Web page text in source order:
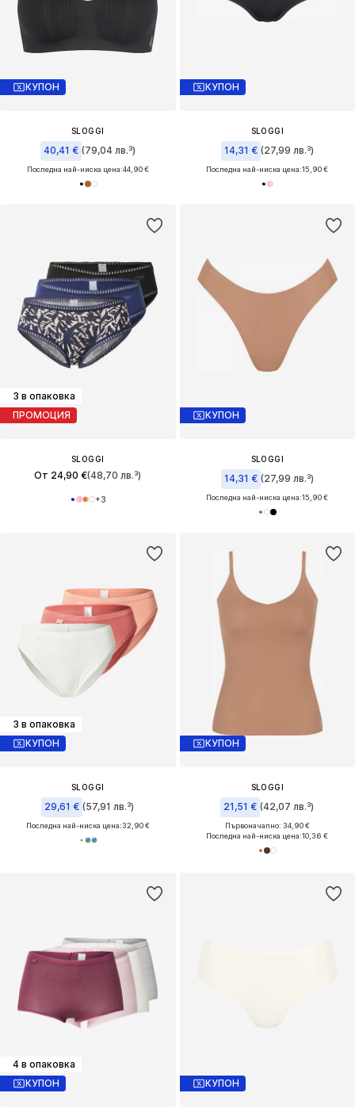
КУПОН
SLOGGI
40,41 € (79,04 лв.³)
Последна най-ниска цена:44,90 €
КУПОН
SLOGGI
14,31 € (27,99 лв.³)
Последна най-ниска цена:15,90 €
3 в опаковка
ПРОМОЦИЯ
SLOGGI
От 24,90 €(48,70 лв.³)
+3
КУПОН
SLOGGI
14,31 € (27,99 лв.³)
Последна най-ниска цена:15,90 €
3 в опаковка
КУПОН
SLOGGI
29,61 € (57,91 лв.³)
Последна най-ниска цена:32,90 €
КУПОН
SLOGGI
21,51 € (42,07 лв.³)
Първоначално: 34,90 €
Последна най-ниска цена:10,36 €
4 в опаковка
КУПОН
КУПОН